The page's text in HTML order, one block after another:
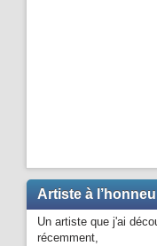
Artiste à
Un artiste que j'ai
récemment,